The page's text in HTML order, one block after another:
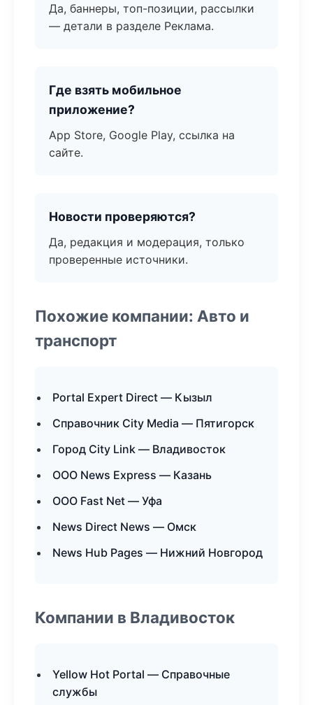
Да, баннеры, топ-позиции, рассылки
— детали в разделе Реклама.
Где взять мобильное
приложение?
App Store, Google Play, ссылка на
сайте.
Новости проверяются?
Да, редакция и модерация, только
проверенные источники.
Похожие компании: Авто и
транспорт
Portal Expert Direct — Кызыл
Справочник City Media — Пятигорск
Город City Link — Владивосток
ООО News Express — Казань
ООО Fast Net — Уфа
News Direct News — Омск
News Hub Pages — Нижний Новгород
Компании в Владивосток
Yellow Hot Portal — Справочные
службы